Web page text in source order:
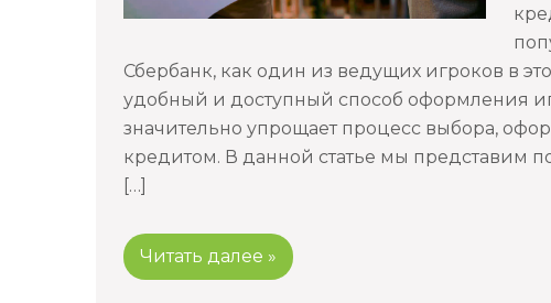
Сбербанк, как один из ведущих игроков в
удобный и доступный способ оформления
значительно упрощает процесс выбора,
кредитом. В данной статье мы представим
[…]
Читать далее »